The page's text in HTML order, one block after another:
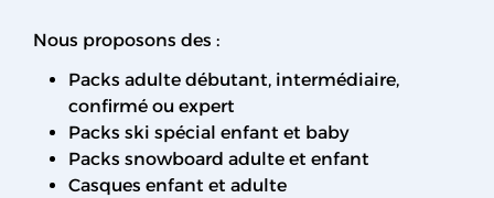
Nous proposons des :
Packs adulte débutant, intermédiaire,
confirmé ou expert
Packs ski spécial enfant et baby
Packs snowboard adulte et enfant
Casques enfant et adulte